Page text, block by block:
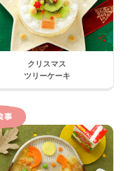
クリスマス
ツリーケーキ